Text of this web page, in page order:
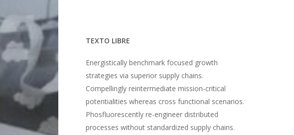
TEXTO LIBRE
Energistically benchmark focused growth
strategies via superior supply chains.
Compellingly reintermediate mission-critical
potentialities whereas cross functional scenarios.
Phosfluorescently re-engineer distributed
processes without standardized supply chains.